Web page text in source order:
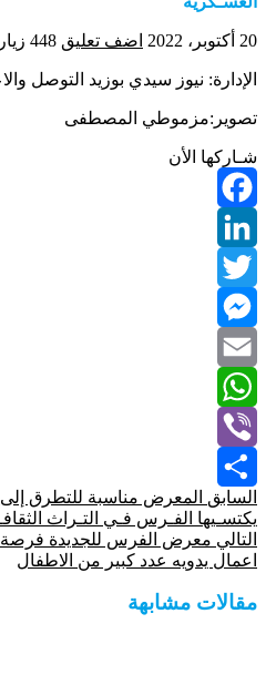
20 أكتوبر، 2022 اضف تعليق 448 زيارة
الإدارة: نيوز سيدي بوزيد التوصل
تصوير:مزموطي المصطفى
شـاركها الأن
Facebook
LinkedIn
Twitter
Messenger
Email
WhatsApp
Viber
Share
السابق المعرض مناسبة للتطرق إلى
يكتسـيها الفـرس فـي التـراث
التالي معرض الفرس للجديدة فرصة
اعمال يدويه عدد كبير من الاطفال
مقالات مشابهة